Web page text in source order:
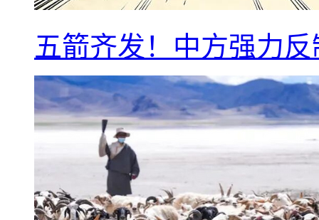
五箭齐发！中方强力